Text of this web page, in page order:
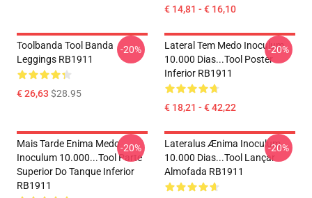
€ 14,81 - € 16,10
Toolbanda Tool Banda
Leggings RB1911
€ 26,63 $28.95
-20%
Lateral Tem Medo Inoculum
10.000 Dias...tool Poster
Inferior RB1911
€ 18,21 - € 42,22
-20%
Mais Tarde Enima Medo
Inoculum 10.000...tool Parte
Superior Do Tanque Inferior
RB1911
-20%
Lateralus Ænima Inoculum
10.000 Dias...tool Lançar
Almofada RB1911
-20%